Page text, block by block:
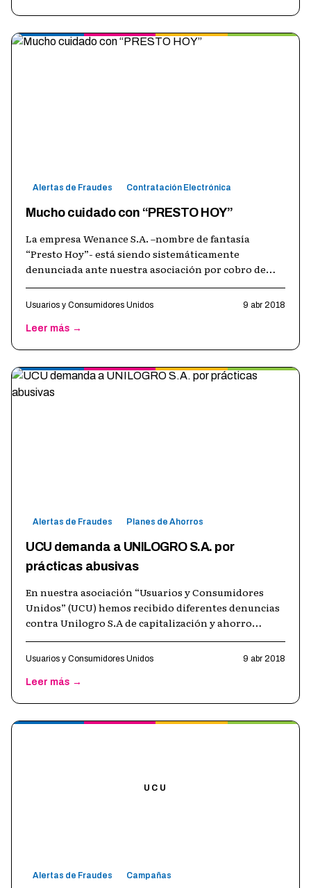
Alertas de Fraudes Contratación Electrónica
Mucho cuidado con “PRESTO HOY”
La empresa Wenance S.A. –nombre de fantasía
“Presto Hoy”- está siendo sistemáticamente
denunciada ante nuestra asociación por cobro de
Usuarios y Consumidores Unidos 9 abr 2018
Leer más →
Alertas de Fraudes Planes de Ahorros
UCU demanda a UNILOGRO S.A. por
prácticas abusivas
En nuestra asociación “Usuarios y Consumidores
Unidos” (UCU) hemos recibido diferentes denuncias
contra Unilogro S.A de capitalización y ahorro
Usuarios y Consumidores Unidos 9 abr 2018
Leer más →
UCU
Alertas de Fraudes Campañas